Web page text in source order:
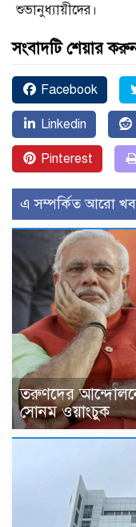
শুভানুধ্যায়ীদের।
সংবাদটি শেয়ার
Facebook
Linkedin
Pinterest
এ সম্পর্কিত আরো
তরুণদের আন্দোলনে
সোনম ওয়াংচুক